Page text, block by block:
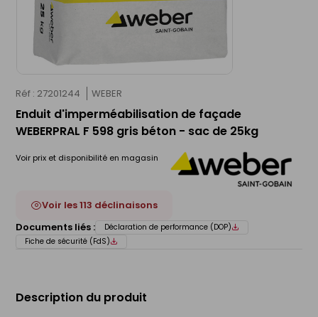
Réf : 27201244 WEBER
Enduit d'imperméabilisation de façade
WEBERPRAL F 598 gris béton - sac de 25kg
Voir prix et disponibilité en magasin
Voir les 113 déclinaisons
Documents liés :
Déclaration de performance (DOP)
Fiche de sécurité (FdS)
Description du produit